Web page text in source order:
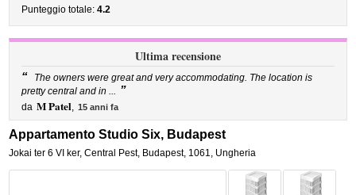
Punteggio totale:4.2
Ultima recensione
“
The owners were great and very accommodating. The location is
pretty central and in ... ”
da M Patel, 15 anni fa
Appartamento Studio Six, Budapest
Jokai ter 6 VI ker,Central Pest, Budapest, 1061, Ungheria